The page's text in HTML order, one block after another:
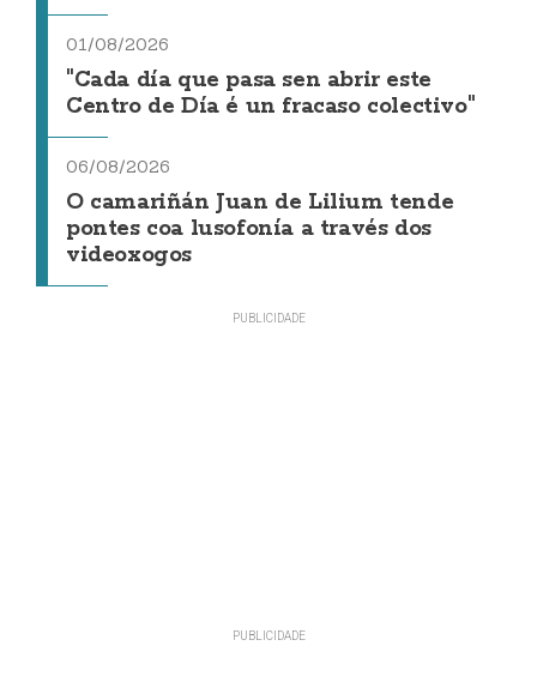
01/08/2026
"Cada día que pasa sen abrir este
Centro de Día é un fracaso colectivo"
06/08/2026
O camariñán Juan de Lilium tende
pontes coa lusofonía a través dos
videoxogos